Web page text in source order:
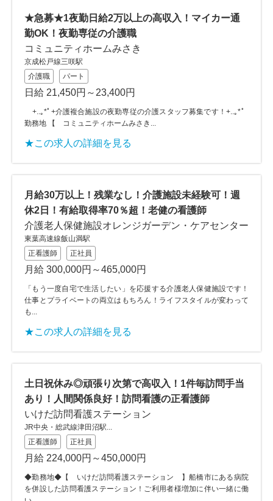
★急募★1夜勤日給2万以上の高収入！マイカー通
勤OK！夜勤専従の介護職
コミュニティホームみさき
京成松戸線三咲駅
介護職
パート
日給 21,450円～23,400円
+..｡*ﾟ+介護複合施設の夜勤専従の介護スタッフ募集です！+..｡*ﾟ
勤務地 【 コミュニティホームみさき...
★この求人の詳細を見る
月給30万以上！残業なし！介護施設未経験可！週
休2日！有給取得率70％超！老健の看護師
介護老人保健施設オレンジガーデン・ケアセンター
東葉高速線飯山満駅
正看護師
正社員
月給 300,000円～465,000円
「もう一度自宅で生活したい」を応援する介護老人保健施設です！
仕事とプライベートの両立はもちろん！ライフスタイルが変わって
も...
★この求人の詳細を見る
土日祝休み◎頑張り次第で高収入！1件毎訪問手当
あり！人間関係良好！訪問看護の正看護師
いけだ訪問看護ステーション
JR中央・総武線津田沼駅...
正看護師
正社員
月給 224,000円～450,000円
◆勤務地◆【 いけだ訪問看護ステーション 】船橋市にある病院
を併設した訪問看護ステーション！ご利用者様増加に伴い一緒に働